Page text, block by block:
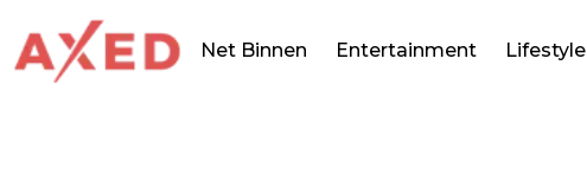
Net Binnen Entertainment Lifestyle